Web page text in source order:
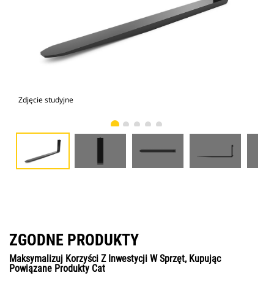
Zdjęcie studyjne
ZGODNE PRODUKTY
Maksymalizuj Korzyści Z Inwestycji W Sprzęt, Kupując
Powiązane Produkty Cat